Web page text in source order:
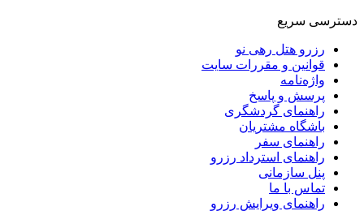
دسترسی سریع
رزرو هتل رهی نو
قوانین و مقررات سایت
واژه‌نامه
پرسش و پاسخ
راهنمای گردشگری
باشگاه مشتریان
راهنمای سفر
راهنمای استرداد رزرو
پنل سازمانی
تماس با ما
راهنمای ویرایش رزرو